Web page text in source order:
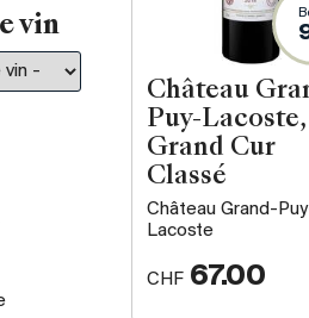
vin
Château
Puy-Lacoste,
Grand Cur
Classé
Château Grand-
Lacoste
CHF 67.00